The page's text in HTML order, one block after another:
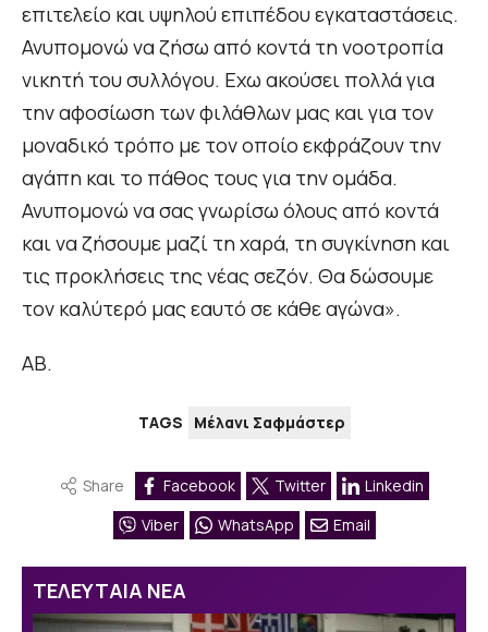
επιτελείο και υψηλού επιπέδου εγκαταστάσεις.
Ανυπομονώ να ζήσω από κοντά τη νοοτροπία
νικητή του συλλόγου. Εχω ακούσει πολλά για
την αφοσίωση των φιλάθλων μας και για τον
μοναδικό τρόπο με τον οποίο εκφράζουν την
αγάπη και το πάθος τους για την ομάδα.
Ανυπομονώ να σας γνωρίσω όλους από κοντά
και να ζήσουμε μαζί τη χαρά, τη συγκίνηση και
τις προκλήσεις της νέας σεζόν. Θα δώσουμε
τον καλύτερό μας εαυτό σε κάθε αγώνα».
ΑΒ.
TAGS Μέλανι Σαφμάστερ
Share Facebook Twitter
Linkedin
Viber
WhatsApp Email
ΤΕΛΕΥΤΑΙΑ ΝΕΑ